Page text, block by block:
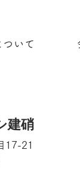
ついて
建硝
17-21